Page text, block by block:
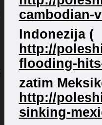
cambodian-
Indonezija (
http://
flooding-
zatim
http://
sinking-